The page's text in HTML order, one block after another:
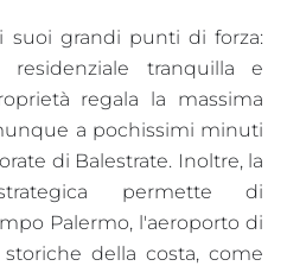
suoi grandi punti di forza:
tranquilla e
regala la massima
a pochissimi minuti
di Balestrate. Inoltre, la
permette di
Palermo, l'aeroporto di
della costa, come